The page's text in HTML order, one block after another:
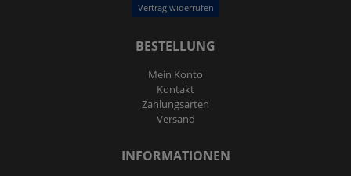
Vertrag widerrufen
BESTELLUNG
Mein Konto
Kontakt
Zahlungsarten
Versand
INFORMATIONEN